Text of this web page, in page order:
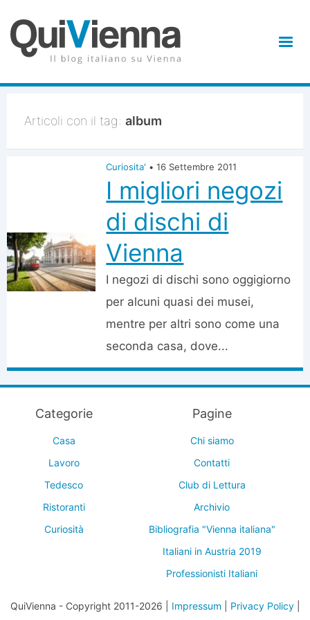
Articoli con il tag: album
Curiosita' • 16 Settembre 2011
I migliori negozi
di dischi di
Vienna
I negozi di dischi sono oggigiorno
per alcuni quasi dei musei,
mentre per altri sono come una
seconda casa, dove...
Categorie
Casa
Lavoro
Tedesco
Ristoranti
Curiosità
Pagine
Chi siamo
Contatti
Club di Lettura
Archivio
Bibliografia "Vienna italiana"
Italiani in Austria 2019
Professionisti Italiani
QuiVienna - Copyright 2011-2026 | Impressum Privacy Policy|